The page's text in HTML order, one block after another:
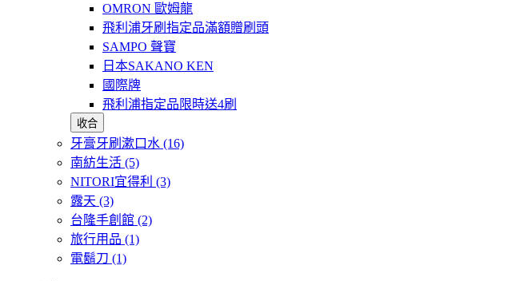
OMRON 歐姆龍
飛利浦牙刷指定品滿額贈刷頭
SAMPO 聲寶
日本SAKANO KEN
國際牌
飛利浦指定品限時送4刷
收合
牙膏牙刷漱口水 (16)
南紡生活 (5)
NITORI宜得利 (3)
露天 (3)
台隆手創館 (2)
旅行用品 (1)
電鬍刀 (1)